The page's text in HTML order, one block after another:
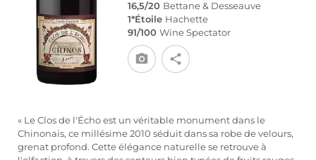
16,5/20 Bettane & Desseauve
1*Étoile Hachette
91/100 Wine Spectator
« Le Clos de l'Écho est un véritable monument dans le
Chinonais, ce millésime 2010 séduit dans sa robe de velours,
grenat profond. Cette élégance naturelle se retrouve à